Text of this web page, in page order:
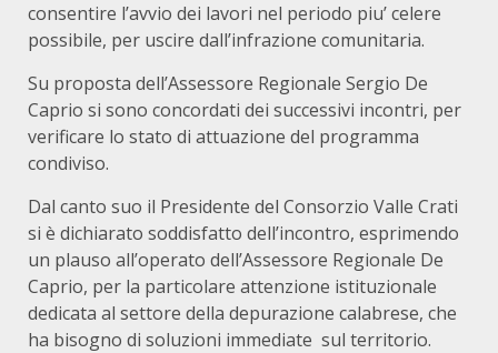
consentire l’avvio dei lavori nel periodo piu’ celere
possibile, per uscire dall’infrazione comunitaria.
Su proposta dell’Assessore Regionale Sergio De
Caprio si sono concordati dei successivi incontri, per
verificare lo stato di attuazione del programma
condiviso.
Dal canto suo il Presidente del Consorzio Valle Crati
si è dichiarato soddisfatto dell’incontro, esprimendo
un plauso all’operato dell’Assessore Regionale De
Caprio, per la particolare attenzione istituzionale
dedicata al settore della depurazione calabrese, che
ha bisogno di soluzioni immediate sul territorio.